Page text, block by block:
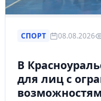
СПОРТ 08.08.2026
В
для лиц с